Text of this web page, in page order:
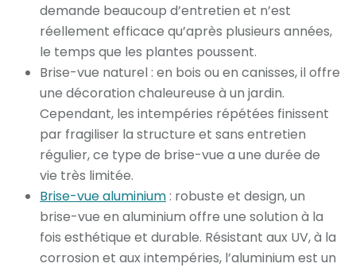
demande beaucoup d’entretien et n’est
réellement efficace qu’après plusieurs années,
le temps que les plantes poussent.
Brise-vue naturel : en bois ou en canisses, il offre
une décoration chaleureuse à un jardin.
Cependant, les intempéries répétées finissent
par fragiliser la structure et sans entretien
régulier, ce type de brise-vue a une durée de
vie très limitée.
Brise-vue aluminium: robuste et design, un
brise-vue en aluminium offre une solution à la
fois esthétique et durable. Résistant aux UV, à la
corrosion et aux intempéries, l’aluminium est un